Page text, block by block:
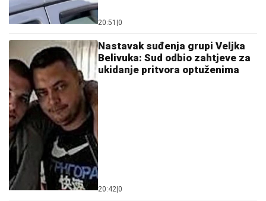
20:51 0
Nastavak suđenja grupi Veljka
Belivuka: Sud odbio zahtjeve za
ukidanje pritvora optuženima
20:42 0